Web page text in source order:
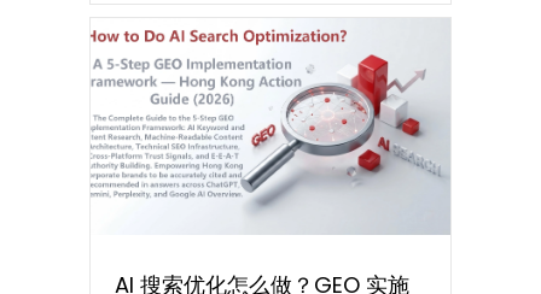
AI 搜索优化怎么做？GEO 实施